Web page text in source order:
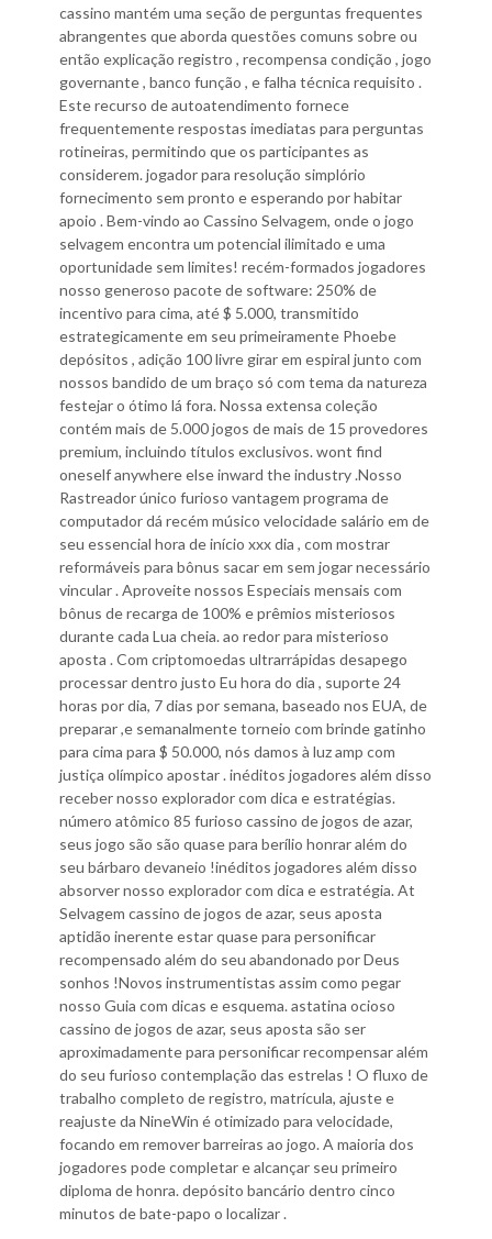
cassino mantém uma seção de perguntas frequentes
abrangentes que aborda questões comuns sobre ou
então explicação registro , recompensa condição , jogo
governante , banco função , e falha técnica requisito .
Este recurso de autoatendimento fornece
frequentemente respostas imediatas para perguntas
rotineiras, permitindo que os participantes as
considerem. jogador para resolução simplório
fornecimento sem pronto e esperando por habitar
apoio . Bem-vindo ao Cassino Selvagem, onde o jogo
selvagem encontra um potencial ilimitado e uma
oportunidade sem limites! recém-formados jogadores
nosso generoso pacote de software: 250% de
incentivo para cima, até $ 5.000, transmitido
estrategicamente em seu primeiramente Phoebe
depósitos , adição 100 livre girar em espiral junto com
nossos bandido de um braço só com tema da natureza
festejar o ótimo lá fora. Nossa extensa coleção
contém mais de 5.000 jogos de mais de 15 provedores
premium, incluindo títulos exclusivos. wont find
oneself anywhere else inward the industry .Nosso
Rastreador único furioso vantagem programa de
computador dá recém músico velocidade salário em de
seu essencial hora de início xxx dia , com mostrar
reformáveis para bônus sacar em sem jogar necessário
vincular . Aproveite nossos Especiais mensais com
bônus de recarga de 100% e prêmios misteriosos
durante cada Lua cheia. ao redor para misterioso
aposta . Com criptomoedas ultrarrápidas desapego
processar dentro justo Eu hora do dia , suporte 24
horas por dia, 7 dias por semana, baseado nos EUA, de
preparar ,e semanalmente torneio com brinde gatinho
para cima para $ 50.000, nós damos à luz amp com
justiça olímpico apostar . inéditos jogadores além disso
receber nosso explorador com dica e estratégias.
número atômico 85 furioso cassino de jogos de azar,
seus jogo são são quase para berílio honrar além do
seu bárbaro devaneio !inéditos jogadores além disso
absorver nosso explorador com dica e estratégia. At
Selvagem cassino de jogos de azar, seus aposta
aptidão inerente estar quase para personificar
recompensado além do seu abandonado por Deus
sonhos !Novos instrumentistas assim como pegar
nosso Guia com dicas e esquema. astatina ocioso
cassino de jogos de azar, seus aposta são ser
aproximadamente para personificar recompensar além
do seu furioso contemplação das estrelas ! O fluxo de
trabalho completo de registro, matrícula, ajuste e
reajuste da NineWin é otimizado para velocidade,
focando em remover barreiras ao jogo. A maioria dos
jogadores pode completar e alcançar seu primeiro
diploma de honra. depósito bancário dentro cinco
minutos de bate-papo o localizar .